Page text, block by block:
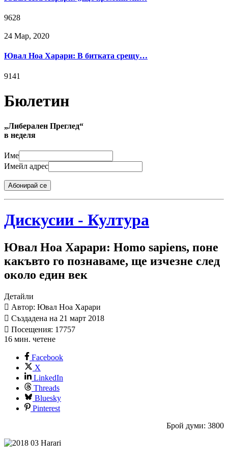
9628
24 Мар, 2020
Ювал Ноа Харари: В битката срещу…
9141
Бюлетин
„Либерален Преглед“
в неделя
Име
Имейл адрес
Абонирай се
Дискусии - Култура
Ювал Ноа Харари: Homo sapiens, поне
какъвто го познаваме, ще изчезне след
около един век
Детайли
Автор: Ювал Ноа Харари
Създадена на 21 март 2018
Посещения: 17757
16 мин. четене
Facebook
X
LinkedIn
Threads
Bluesky
Pinterest
Брой думи: 3800